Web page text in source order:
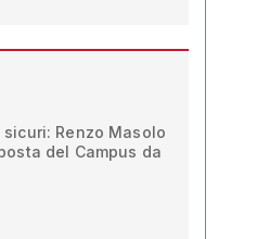
Renzo Masolo
del Campus da